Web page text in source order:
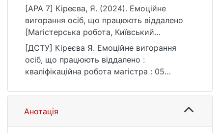
[APA 7] Кіреєва, Я. (2024). Емоційне
вигорання осіб, що працюють віддалено
[Магістерська робота, Київський
національний університет імені Тараса
Шевченка]. eKNUTSHIR.
https://ir.library.knu.ua/handle/15071834/578
[ДСТУ] Кіреєва Я. Емоційне вигорання
осіб, що працюють віддалено :
кваліфікаційна робота магістра : 05
А. А. Молотокас. Київ, 2024. 90 с. URL:
https://ir.library.knu.ua/handle/15071834/578
4 (дата звернення: 25.07.2026).
Анотація